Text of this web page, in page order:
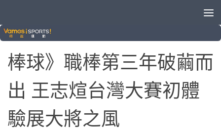
晚安體育新聞
棒球》職棒第三年破繭而
出 王志煊台灣大賽初體
驗展大將之風